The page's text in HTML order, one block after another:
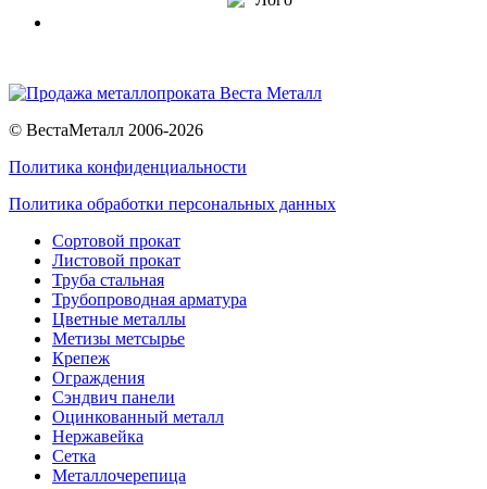
© ВестаМеталл 2006-2026
Политика конфиденциальности
Политика обработки персональных данных
Сортовой прокат
Листовой прокат
Труба стальная
Трубопроводная арматура
Цветные металлы
Метизы метсырье
Крепеж
Ограждения
Сэндвич панели
Оцинкованный металл
Нержавейка
Сетка
Металлочерепица